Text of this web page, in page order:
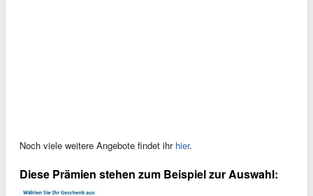
Noch viele weitere Angebote findet ihr hier.
Diese Prämien stehen zum Beispiel zur Auswahl: